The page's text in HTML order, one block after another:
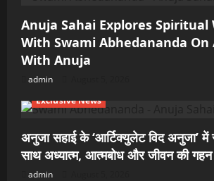
Anuja Sahai Explores Spiritual
With Swami Abhedananda
With Anuja
admin
Exclusive News
अनुजा सहाई के ‘आर्टिक्युलेट विद अनुजा’ में
साथ अध्यात्म, आत्मबोध और जीवन की गहन
admin